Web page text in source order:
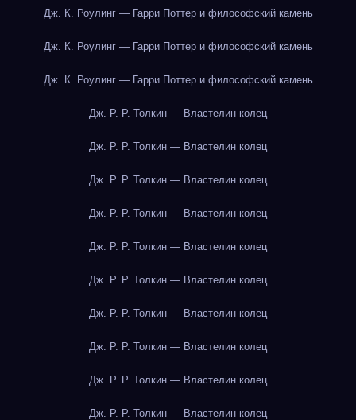
Дж. К. Роулинг — Гарри Поттер и философский камень
Дж. К. Роулинг — Гарри Поттер и философский камень
Дж. К. Роулинг — Гарри Поттер и философский камень
Дж. Р. Р. Толкин — Властелин колец
Дж. Р. Р. Толкин — Властелин колец
Дж. Р. Р. Толкин — Властелин колец
Дж. Р. Р. Толкин — Властелин колец
Дж. Р. Р. Толкин — Властелин колец
Дж. Р. Р. Толкин — Властелин колец
Дж. Р. Р. Толкин — Властелин колец
Дж. Р. Р. Толкин — Властелин колец
Дж. Р. Р. Толкин — Властелин колец
Дж. Р. Р. Толкин — Властелин колец